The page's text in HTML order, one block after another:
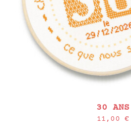
30 ANS
11,00€